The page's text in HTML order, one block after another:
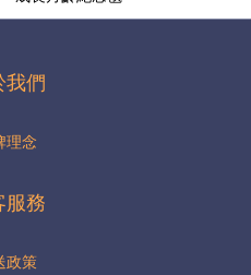
我們
理念
服務
政策